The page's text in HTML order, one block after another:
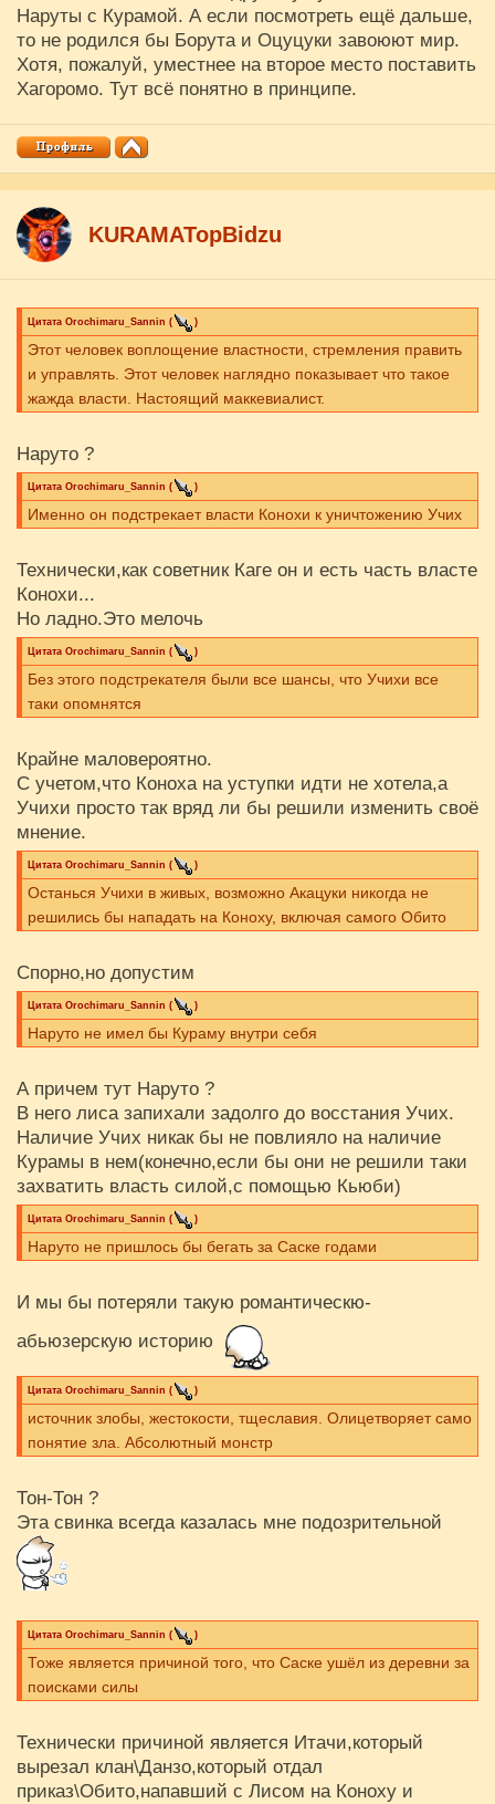
Наруты с Курамой. А если посмотреть ещё дальше,
то не родился бы Борута и Оцуцуки завоюют мир.
Хотя, пожалуй, уместнее на второе место поставить
Хагоромо. Тут всё понятно в принципе.
KURAMATopBidzu
Цитата Orochimaru_Sannin ( )
Этот человек воплощение властности, стремления править
и управлять. Этот человек наглядно показывает что такое
жажда власти. Настоящий маккевиалист.
Наруто ?
Цитата Orochimaru_Sannin ( )
Именно он подстрекает власти Конохи к уничтожению Учих
Технически,как советник Каге он и есть часть власте
Конохи...
Но ладно.Это мелочь
Цитата Orochimaru_Sannin ( )
Без этого подстрекателя были все шансы, что Учихи все
таки опомнятся
Крайне маловероятно.
С учетом,что Коноха на уступки идти не хотела,а
Учихи просто так вряд ли бы решили изменить своё
мнение.
Цитата Orochimaru_Sannin ( )
Останься Учихи в живых, возможно Акацуки никогда не
решились бы нападать на Коноху, включая самого Обито
Спорно,но допустим
Цитата Orochimaru_Sannin ( )
Наруто не имел бы Кураму внутри себя
А причем тут Наруто ?
В него лиса запихали задолго до восстания Учих.
Наличие Учих никак бы не повлияло на наличие
Курамы в нем(конечно,если бы они не решили таки
захватить власть силой,с помощью Кьюби)
Цитата Orochimaru_Sannin ( )
Наруто не пришлось бы бегать за Саске годами
И мы бы потеряли такую романтическю-
абьюзерскую историю
Цитата Orochimaru_Sannin ( )
источник злобы, жестокости, тщеславия. Олицетворяет само
понятие зла. Абсолютный монстр
Тон-Тон ?
Эта свинка всегда казалась мне подозрительной
Цитата Orochimaru_Sannin ( )
Тоже является причиной того, что Саске ушёл из деревни за
поисками силы
Технически причиной является Итачи,который
вырезал клан\Данзо,который отдал
приказ\Обито,напавший с Лисом на Коноху и